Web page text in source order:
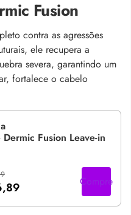
Fusion
contra as agressões
ele recupera a
severa, garantindo um
fortalece o cabelo
Fusion Leave-in
Compre